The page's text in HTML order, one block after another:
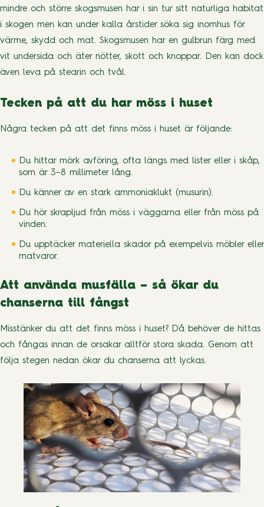
mindre och större skogsmusen har i sin tur sitt naturliga habitat
i skogen men kan under kalla årstider söka sig inomhus för
värme, skydd och mat. Skogsmusen har en gulbrun färg med
vit undersida och äter nötter, skott och knoppar. Den kan dock
även leva på stearin och tvål.
Tecken på att du har möss i huset
Några tecken på att det finns möss i huset är följande:
Du hittar mörk avföring, ofta längs med lister eller i skåp,
som är 3–8 millimeter lång.
Du känner av en stark ammoniaklukt (musurin).
Du hör skrapljud från möss i väggarna eller från möss på
vinden.
Du upptäcker materiella skador på exempelvis möbler eller
matvaror.
Att använda musfälla – så ökar du
chanserna till fångst
Misstänker du att det finns möss i huset? Då behöver de hittas
och fångas innan de orsakar alltför stora skada. Genom att
följa stegen nedan ökar du chanserna att lyckas.